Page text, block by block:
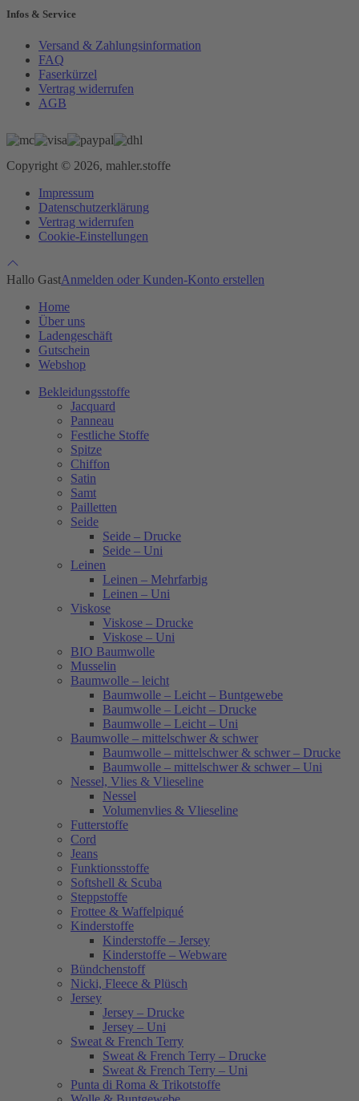
Infos & Service
Versand & Zahlungsinformation
FAQ
Faserkürzel
Vertrag widerrufen
AGB
Copyright © 2026, mahler.stoffe
Impressum
Datenschutzerklärung
Vertrag widerrufen
Cookie-Einstellungen
Hallo GastAnmelden oder Kunden-Konto erstellen
Home
Über uns
Ladengeschäft
Gutschein
Webshop
Bekleidungsstoffe
Jacquard
Panneau
Festliche Stoffe
Spitze
Chiffon
Satin
Samt
Pailletten
Seide
Seide – Drucke
Seide – Uni
Leinen
Leinen – Mehrfarbig
Leinen – Uni
Viskose
Viskose – Drucke
Viskose – Uni
BIO Baumwolle
Musselin
Baumwolle – leicht
Baumwolle – Leicht – Buntgewebe
Baumwolle – Leicht – Drucke
Baumwolle – Leicht – Uni
Baumwolle – mittelschwer & schwer
Baumwolle – mittelschwer & schwer – Drucke
Baumwolle – mittelschwer & schwer – Uni
Nessel, Vlies & Vlieseline
Nessel
Volumenvlies & Vlieseline
Futterstoffe
Cord
Jeans
Funktionsstoffe
Softshell & Scuba
Steppstoffe
Frottee & Waffelpiqué
Kinderstoffe
Kinderstoffe – Jersey
Kinderstoffe – Webware
Bündchenstoff
Nicki, Fleece & Plüsch
Jersey
Jersey – Drucke
Jersey – Uni
Sweat & French Terry
Sweat & French Terry – Drucke
Sweat & French Terry – Uni
Punta di Roma & Trikotstoffe